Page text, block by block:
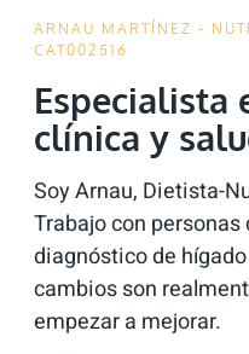
ARNAU MARTÍNEZ -
CAT002516
Especialista
clínica y
Soy Arnau, Dietista-
Trabajo con
diagnóstico de
cambios son
empezar a mejorar.